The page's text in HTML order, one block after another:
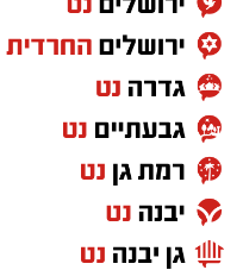
עליהם את מפתח הרכב
להשאירו בידי
חירום של נעילת רכב,
מוקד ידידים בטלפון
מעוניינים להגיב?